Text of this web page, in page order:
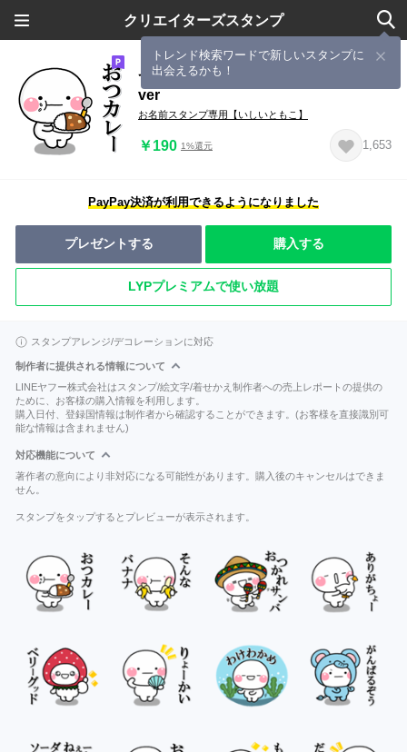
クリエイターズスタンプ
トレンド検索ワードで新しいスタンプに
出会えるかも！
ず～っと使える♡毎日ダジャレ大人
ver
お名前スタンプ専用【いしいともこ】
￥190 1%還元 1,653
PayPay決済が利用できるようになりました
プレゼントする 購入する
LYPプレミアムで使い放題
スタンプアレンジ/デコレーションに対応
制作者に提供される情報について
LINEヤフー株式会社はスタンプ/絵文字/着せかえ制作者への売上レポートの提供の
ために、お客様の購入情報を利用します。
購入日付、登録国情報は制作者から確認することができます。(お客様を直接識別可
能な情報は含まれません)
対応機能について
著作者の意向により非対応になる可能性があります。購入後のキャンセルはできま
せん。
スタンプをタップするとプレビューが表示されます。